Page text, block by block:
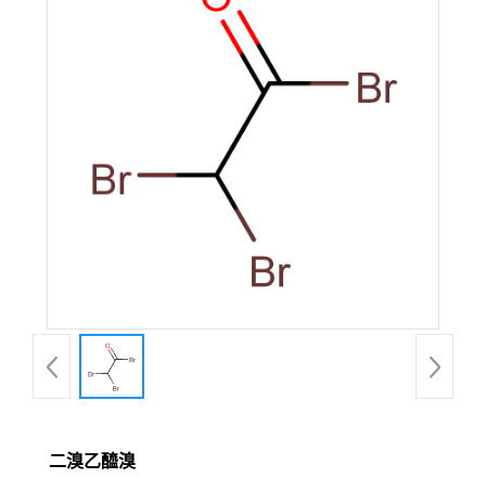
二溴乙醯溴